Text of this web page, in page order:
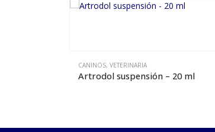
CANINOS, VETERINARIA
Artrodol suspensión – 20 ml